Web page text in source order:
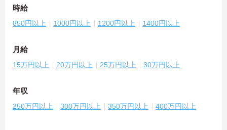
時給
850円以上 1000円以上 1200円以上 1400円以上
月給
15万円以上 20万円以上 25万円以上 30万円以上
年収
250万円以上 300万円以上 350万円以上 400万円以上